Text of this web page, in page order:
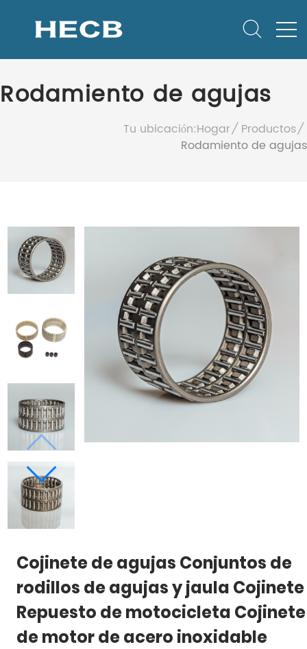
Rodamiento de agujas
Tu ubicación:Hogar
Productos
Rodamiento de agujas
Cojinete de agujas Conjuntos de
rodillos de agujas y jaula Cojinete
Repuesto de motocicleta Cojinete
de motor de acero inoxidable